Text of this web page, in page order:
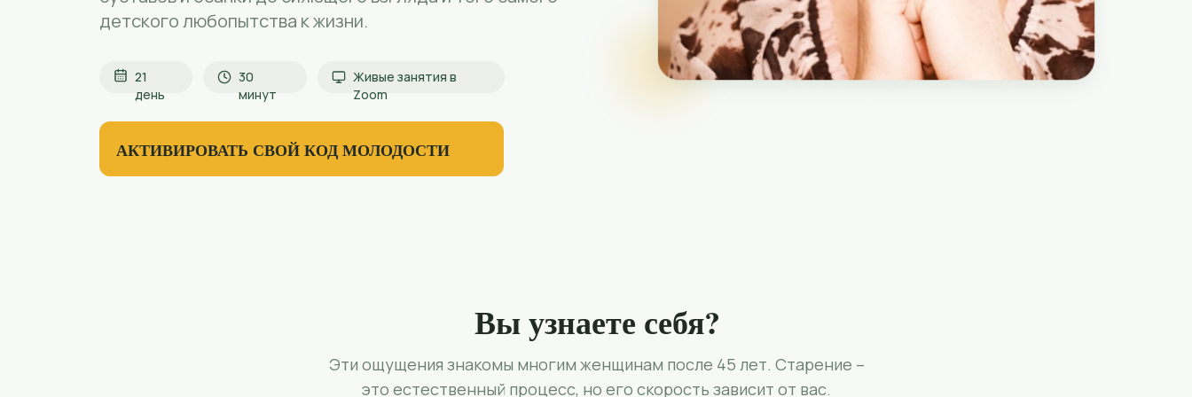
детского любопытства к жизни.
21
день
30
минут
Живые занятия в
Zoom
АКТИВИРОВАТЬ СВОЙ КОД МОЛОДОСТИ
Вы узнаете себя?
Эти ощущения знакомы многим женщинам после 45 лет. Старение –
это естественный процесс, но его скорость зависит от вас.